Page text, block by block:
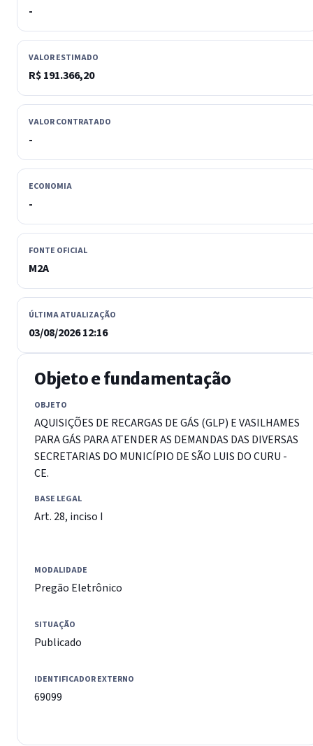
-
VALOR ESTIMADO
R$ 191.366,20
VALOR CONTRATADO
-
ECONOMIA
-
FONTE OFICIAL
M2A
ÚLTIMA ATUALIZAÇÃO
03/08/2026 12:16
Objeto e fundamentação
OBJETO
AQUISIÇÕES DE RECARGAS DE GÁS (GLP) E VASILHAMES
PARA GÁS PARA ATENDER AS DEMANDAS DAS DIVERSAS
SECRETARIAS DO MUNICÍPIO DE SÃO LUIS DO CURU -
CE.
BASE LEGAL
Art. 28, inciso I
MODALIDADE
Pregão Eletrônico
SITUAÇÃO
Publicado
IDENTIFICADOR EXTERNO
69099